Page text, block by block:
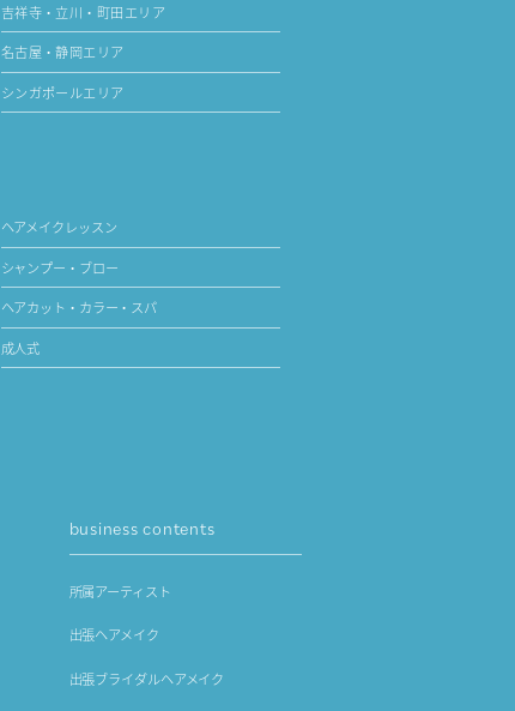
吉祥寺・立川・町田エリア
名古屋・静岡エリア
シンガポールエリア
ヘアメイクレッスン
シャンプー・ブロー
ヘアカット・カラー・スパ
成人式
business contents
所属アーティスト
出張ヘアメイク
出張ブライダルヘアメイク